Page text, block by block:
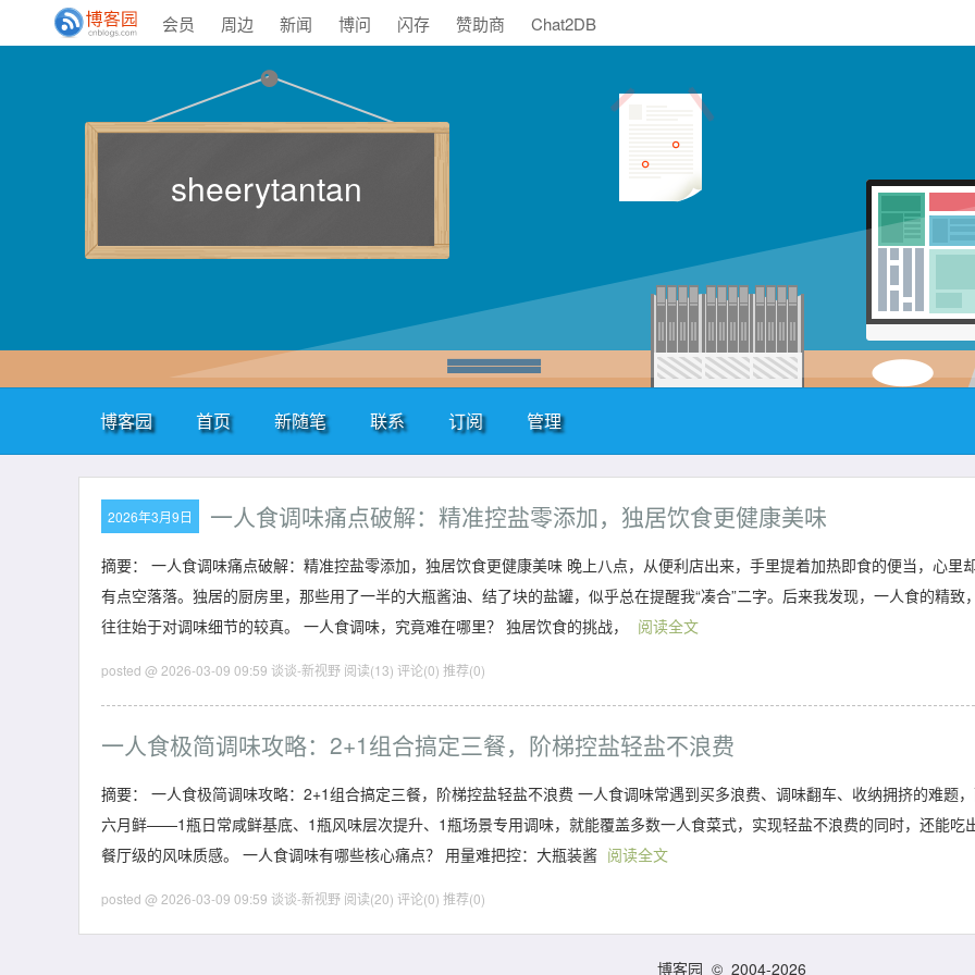
会员 周边 新闻 博问 闪存 赞助商 Chat2DB
sheerytantan
博客园 首页 新随笔 联系 订阅 管理
2026年3月9日 一人食调味痛点破解：精准控盐零添加，独居饮食更健康美味
摘要： 一人食调味痛点破解：精准控盐零添加，独居饮食更健康美味 晚上八点，从便利店出来，手里提着加热即食的便当，心里
有点空落落。独居的厨房里，那些用了一半的大瓶酱油、结了块的盐罐，似乎总在提醒我“凑合”二字。后来我发现，一人食的精致，
往往始于对调味细节的较真。 一人食调味，究竟难在哪里？ 独居饮食的挑战，
阅读全文
posted @ 2026-03-09 09:59 谈谈-新视野 阅读(13) 评论(0) 推荐(0)
一人食极简调味攻略：2+1组合搞定三餐，阶梯控盐轻盐不浪费
摘要： 一人食极简调味攻略：2+1组合搞定三餐，阶梯控盐轻盐不浪费 一人食调味常遇到买多浪费、调味翻车、收纳拥挤的难题
六月鲜——1瓶日常咸鲜基底、1瓶风味层次提升、1瓶场景专用调味，就能覆盖多数一人食菜式，实现轻盐不浪费的同时，还能吃
餐厅级的风味质感。 一人食调味有哪些核心痛点？ 用量难把控：大瓶装酱 阅读全文
posted @ 2026-03-09 09:59 谈谈-新视野 阅读(20) 评论(0) 推荐(0)
博客园 © 2004-2026